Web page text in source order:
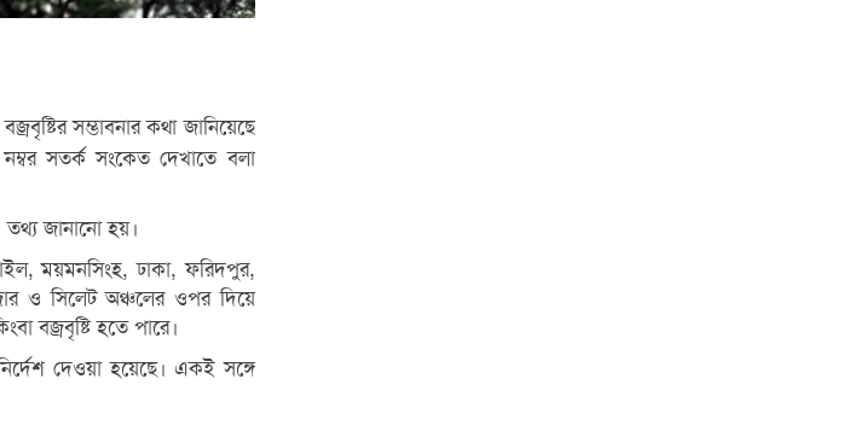
সম্ভাবনার কথা জানিয়েছে
সতর্ক সংকেত দেখাতে বলা
তথ্য জানানো হয়।
ময়মনসিংহ, ঢাকা, ফরিদপুর,
ও সিলেট অঞ্চলের ওপর দিয়ে
বজ্রবৃষ্টি হতে পারে।
দেওয়া হয়েছে। একই সঙ্গে